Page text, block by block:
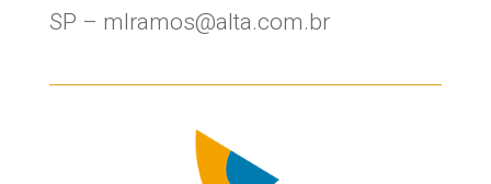
SP – mlramos@alta.com.br